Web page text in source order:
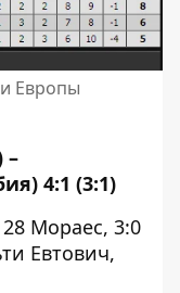
Европы
–
4:1 (3:1)
Мораес, 3:0
Евтович,